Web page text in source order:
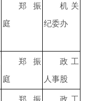
郑振
庭
机关
纪委办
郑振
庭
政工
人事股
郑振 政工